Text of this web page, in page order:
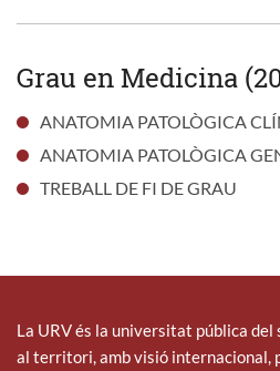
Grau en Medicina
ANATOMIA PATOLÒGICA
ANATOMIA PATOLÒGICA
TREBALL DE FI DE GRAU
La URV és la universitat pública del
al territori, amb visió internacional,